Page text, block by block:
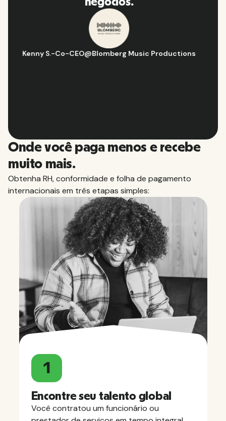
Hugo D.-
Gerente de estratégia e operações de negócios
Onde você paga menos e recebe
muito mais.
Obtenha RH, conformidade e folha de pagamento
internacionais em três etapas simples:
1
Encontre seu talento global
Você contratou um funcionário ou